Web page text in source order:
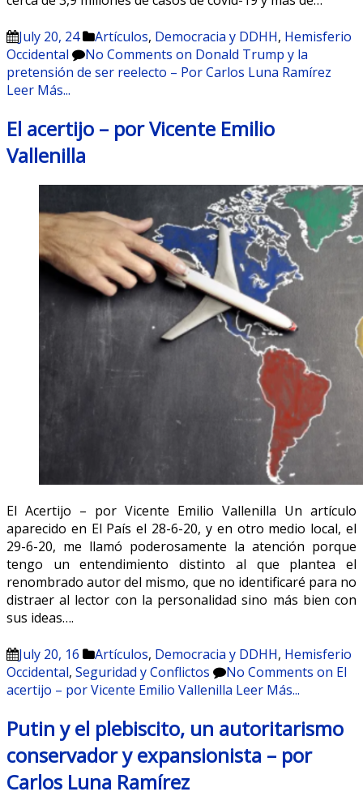
July 20, 24 Artículos, Democracia y DDHH, Hemisferio
Occidental
No Comments on Donald Trump y la
pretensión de ser reelecto – Por Carlos Luna Ramírez
Leer Más...
El acertijo – por Vicente Emilio
Vallenilla
El Acertijo – por Vicente Emilio Vallenilla Un artículo
aparecido en El País el 28-6-20, y en otro medio local, el
29-6-20, me llamó poderosamente la atención porque
tengo un entendimiento distinto al que plantea el
renombrado autor del mismo, que no identificaré para no
distraer al lector con la personalidad sino más bien con
sus ideas….
July 20, 16 Artículos, Democracia y DDHH, Hemisferio
Occidental, Seguridad y Conflictos No Comments on El
acertijo – por Vicente Emilio Vallenilla Leer Más...
Putin y el plebiscito, un autoritarismo
conservador y expansionista – por
Carlos Luna Ramírez